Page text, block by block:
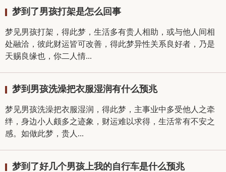
梦到了男孩打架是怎么回事
梦见男孩打架，得此梦，生活多有贵人相助，或与他人间相
处融洽，彼此财运皆可改善，得此梦异性关系良好者，乃是
天赐良缘也，你二人情...
梦到男孩洗澡把衣服湿润有什么预兆
梦见男孩洗澡把衣服湿润，得此梦，主事业中多受他人之牵
绊，身边小人颇多之迹象，财运难以求得，生活常有不安之
感。如做此梦，贵人...
梦到了好几个男孩上我的自行车是什么预兆